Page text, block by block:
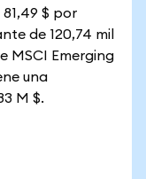
81,49 $ por
de 120,74 mil
MSCI Emerging
una
M $.